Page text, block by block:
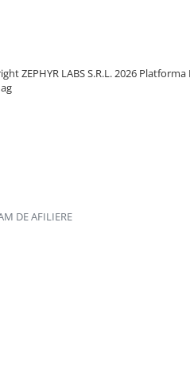
ZEPHYR LABS S.R.L. 2026 Platforma
DE AFILIERE